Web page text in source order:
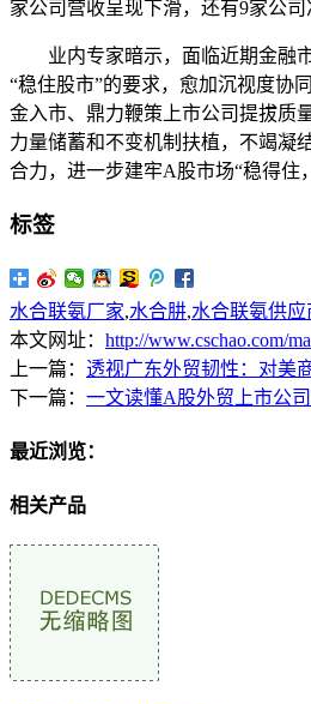
家公司营收呈现下滑，还有9家公司
业内专家暗示，面临近期金融
“稳住股市”的要求，愈加沉视度协
金入市、鼎力鞭策上市公司提拔质
力量储蓄和不变机制扶植，不竭凝
合力，进一步建牢A股市场“稳得住
标签
水合联氨厂家,水合肼,水合联氨供应
本文网址： http://www.cschao.com/
上一篇： 透视广东外贸韧性：对美
下一篇： 一文读懂A股外贸上市公司
最近浏览：
相关产品